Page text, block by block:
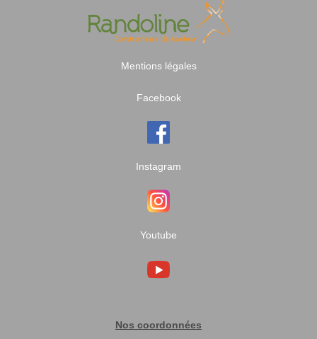
Mentions légales
Facebook
Instagram
Youtube
Nos coordonnées